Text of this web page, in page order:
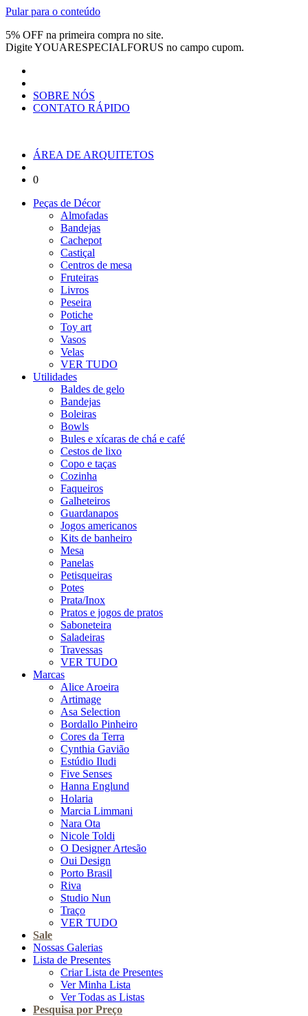
Pular para o conteúdo
5% OFF na primeira compra no site.
DigiteYOUARESPECIALFORUS no campo cupom.
SOBRE NÓS
CONTATO RÁPIDO
ÁREA DE ARQUITETOS
0
Peças de Décor
Almofadas
Bandejas
Cachepot
Castiçal
Centros de mesa
Fruteiras
Livros
Peseira
Potiche
Toy art
Vasos
Velas
VER TUDO
Utilidades
Baldes de gelo
Bandejas
Boleiras
Bowls
Bules e xícaras de chá e café
Cestos de lixo
Copo e taças
Cozinha
Faqueiros
Galheteiros
Guardanapos
Jogos americanos
Kits de banheiro
Mesa
Panelas
Petisqueiras
Potes
Prata/Inox
Pratos e jogos de pratos
Saboneteira
Saladeiras
Travessas
VER TUDO
Marcas
Alice Aroeira
Artimage
Asa Selection
Bordallo Pinheiro
Cores da Terra
Cynthia Gavião
Estúdio Iludi
Five Senses
Hanna Englund
Holaria
Marcia Limmani
Nara Ota
Nicole Toldi
O Designer Artesão
Oui Design
Porto Brasil
Riva
Studio Nun
Traço
VER TUDO
Sale
Nossas Galerias
Lista de Presentes
Criar Lista de Presentes
Ver Minha Lista
Ver Todas as Listas
Pesquisa por Preço